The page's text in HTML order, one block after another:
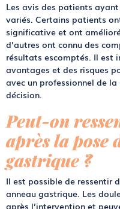
Les avis des patients
variés. Certains patients
significative et ont
d’autres ont connu des
résultats escomptés. Il est
avantages et des risques
avec un professionnel de
décision.
Peut-on
après la pose
gastrique ?
Il est possible de ressentir
anneau gastrique. Les
après l’intervention et